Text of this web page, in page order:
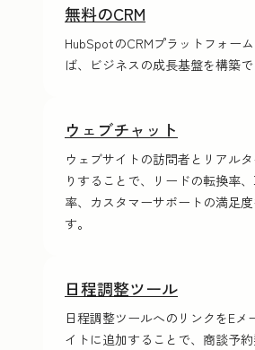
無料のCRM
HubSpotのCRMプラットフォー
ば、ビジネスの成長基盤を構築で
ウェブチャット
ウェブサイトの訪問者とリアル
りすることで、リードの転換率
率、カスタマーサポートの満足
す。
日程調整ツール
日程調整ツールへのリンクをE‍メ‍
イトに追加することで、商談予